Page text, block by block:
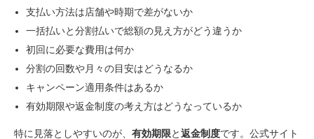
支払い方法は店舗や時期で差がないか
一括払いと分割払いで総額の見え方がどう違うか
初回に必要な費用は何か
分割の回数や月々の目安はどうなるか
キャンペーン適用条件はあるか
有効期限や返金制度の考え方はどうなっているか
特に見落としやすいのが、 有効期限と返金制度です。公式サイト